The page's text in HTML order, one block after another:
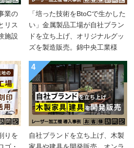
業の
リス
施設
「培った技術をBtoCで生かした
い」金属製品工場が自社ブラン
ドを立ち上げ、オリジナルグッ
ズを製造販売。錦中央工業様
りを
4
自社ブランドを立ち上げ、木製